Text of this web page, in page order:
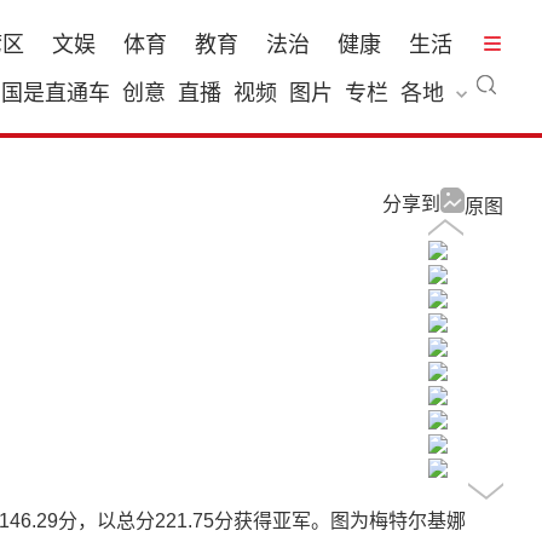
文娱 体育 教育 法治 健康
生活
国是直通车 创意 直播 视频 图片 专栏 各地
原图
分享到
分，以总分221.75分获得亚军。图为梅特尔基娜